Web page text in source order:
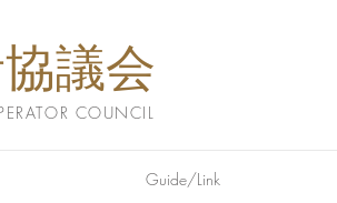
議会
COUNCIL
Guide/Link